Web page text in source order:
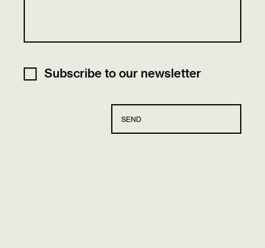
Subscribe to our newsletter
SEND